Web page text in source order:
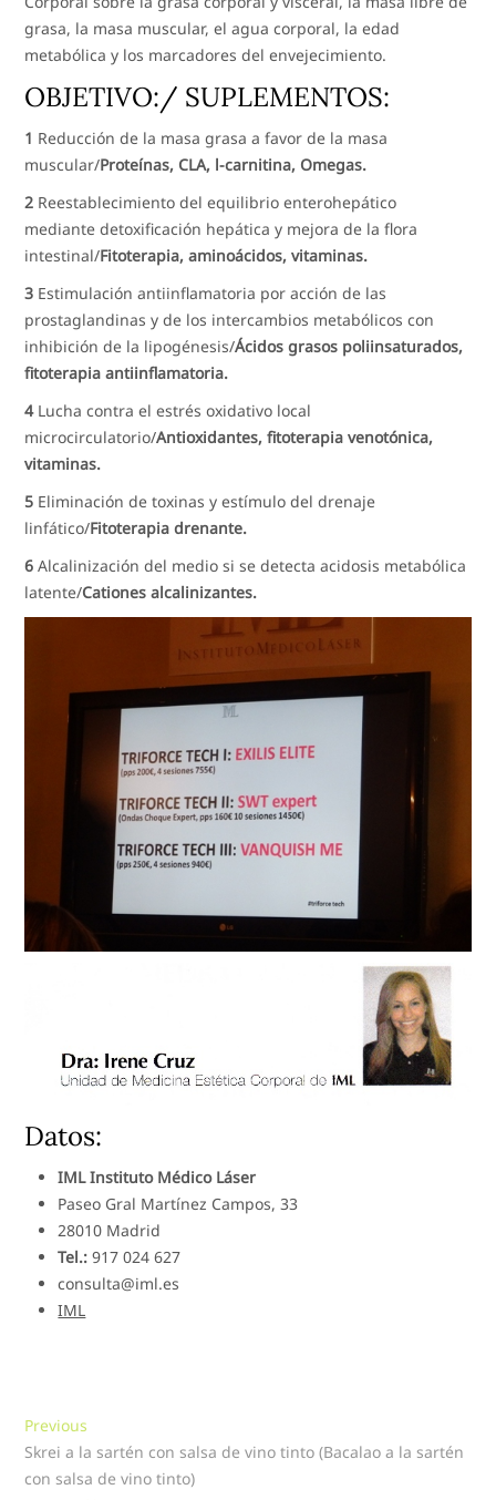
grasa, la masa muscular, el agua corporal, la edad
metabólica y los marcadores del envejecimiento.
OBJETIVO:/ SUPLEMENTOS:
1 Reducción de la masa grasa a favor de la masa
muscular/Proteínas, CLA, l-carnitina, Omegas.
2 Reestablecimiento del equilibrio enterohepático
mediante detoxificación hepática y mejora de la flora
intestinal/Fitoterapia, aminoácidos, vitaminas.
3 Estimulación antiinflamatoria por acción de las
prostaglandinas y de los intercambios metabólicos con
inhibición de la lipogénesis/Ácidos grasos poliinsaturados,
fitoterapia antiinflamatoria.
4Lucha contra el estrés oxidativo local
microcirculatorio/Antioxidantes, fitoterapia venotónica,
vitaminas.
5 Eliminación de toxinas y estímulo del drenaje
linfático/Fitoterapia drenante.
6 Alcalinización del medio si se detecta acidosis metabólica
latente/Cationes alcalinizantes.
Datos:
IML Instituto Médico Láser
Paseo Gral Martínez Campos, 33
28010 Madrid
Tel.: 917 024 627
consulta@iml.es
IML
Navegación
de
Previous
post:
Skrei a la sartén con salsa de vino tinto (Bacalao a la sartén
con salsa de vino tinto)